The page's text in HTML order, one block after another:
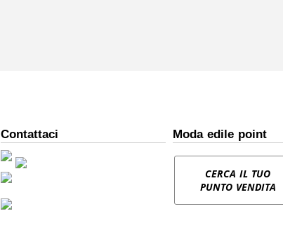
Contattaci Moda edile point
CERCA IL TUO
PUNTO VENDITA